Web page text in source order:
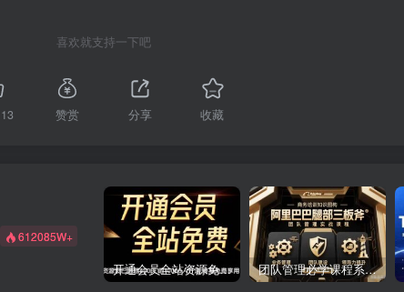
喜欢就支持一下吧
13 赞赏 分享 收藏
612085W+
开通会员全站资源免费下载 开通VIP会员 HY资源库 团队管理必学课程系列，阿里巴巴“腿部三板斧”